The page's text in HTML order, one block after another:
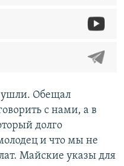
ушли. Обещал
с нами, а в
долго
и что мы не
Майские указы для